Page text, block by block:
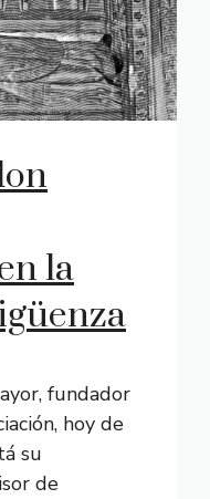
la
fundador
hoy de
su
de